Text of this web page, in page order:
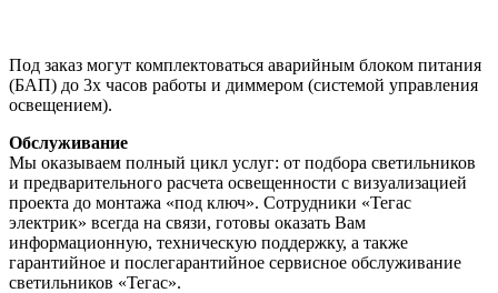
Под заказ могут комплектоваться аварийным блоком питания
(БАП) до 3х часов работы и диммером (системой управления
освещением).
Обслуживание
Мы оказываем полный цикл услуг: от подбора светильников
и предварительного расчета освещенности с визуализацией
проекта до монтажа «под ключ». Сотрудники «Тегас
электрик» всегда на связи, готовы оказать Вам
информационную, техническую поддержку, а также
гарантийное и послегарантийное сервисное обслуживание
светильников «Тегас».